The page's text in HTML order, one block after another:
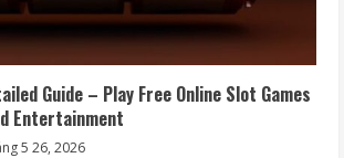
Guide – Play Free Online Slot Games
Entertainment
5 26, 2026